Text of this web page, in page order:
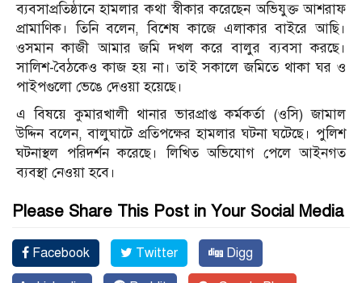
ব্যবসাপ্রতিষ্ঠানে হামলার কথা স্বীকার করেছেন অভিযুক্ত আশরাফ
প্রামাণিক। তিনি বলেন, বিশেষ কাজে এলাকার বাইরে আছি।
ওসমান কাজী আমার জমি দখল করে বালুর ব্যবসা করছে।
সালিশ-বৈঠকেও কাজ হয় না। তাই সকালে জমিতে থাকা ঘর ও
পাইপগুলো ভেঙে দেওয়া হয়েছে।
এ বিষয়ে কুমারখালী থানার ভারপ্রাপ্ত কর্মকর্তা (ওসি) জামাল
উদ্দিন বলেন, বালুঘাটে প্রতিপক্ষের হামলার ঘটনা ঘটেছে। পুলিশ
ঘটনাস্থল পরিদর্শন করেছে। লিখিত অভিযোগ পেলে আইনগত
ব্যবস্থা নেওয়া হবে।
Please Share This Post in Your Social Media
Facebook Twitter Digg